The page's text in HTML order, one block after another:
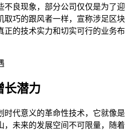
不良现象，部分公司仅仅是为了迎
取巧的跟风者一样，宣称涉足区块
正的技术实力和切实可行的业务布
长潜力
时代意义的革命性技术，它就像是
，未来的发展空间不可限量，随着